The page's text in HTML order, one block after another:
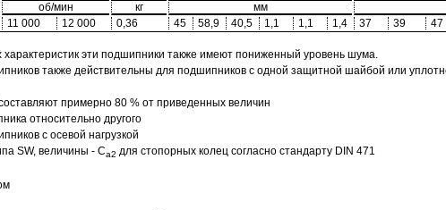
об/мин кг мм
11 000 12 000 0,36 45 58,9 40,5 1,1 1,1 1,4 37 39 47
эти подшипники также имеют пониженный уровень шума.
также действительны для подшипников с одной защитной шайбой или
примерно 80 % от приведенных величин
относительно другого
с осевой нагрузкой
SW, величины - Ca2 для стопорных колец согласно стандарту DIN 471